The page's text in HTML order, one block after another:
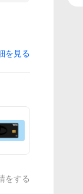
を見る
をする